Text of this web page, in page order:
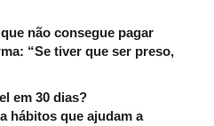
não consegue pagar
“Se tiver que ser preso,
em 30 dias?
hábitos que ajudam a